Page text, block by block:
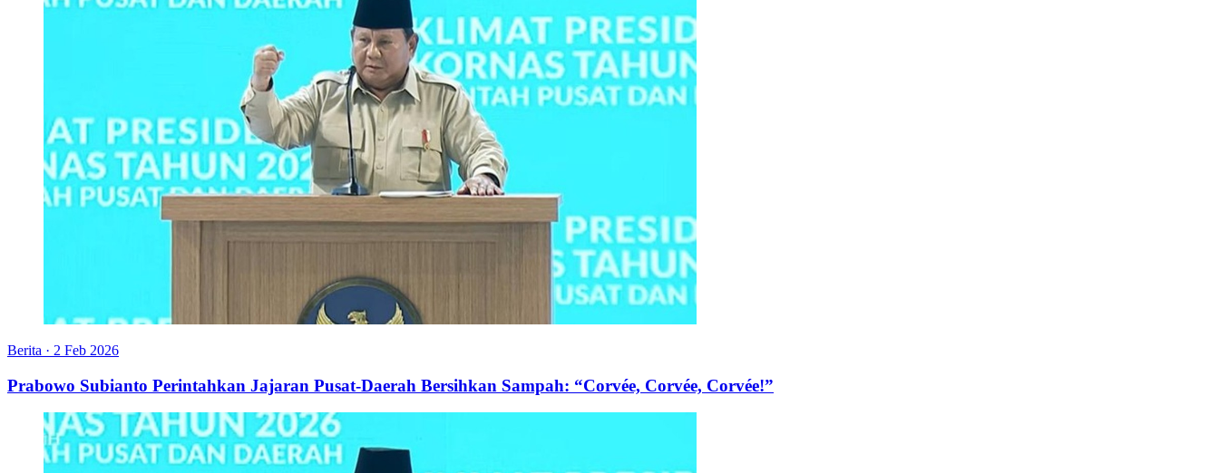
Berita · 2 Feb 2026
Prabowo Subianto Perintahkan Jajaran Pusat-Daerah Bersihkan Sampah: “Corvée, Corvée, Corvée!”